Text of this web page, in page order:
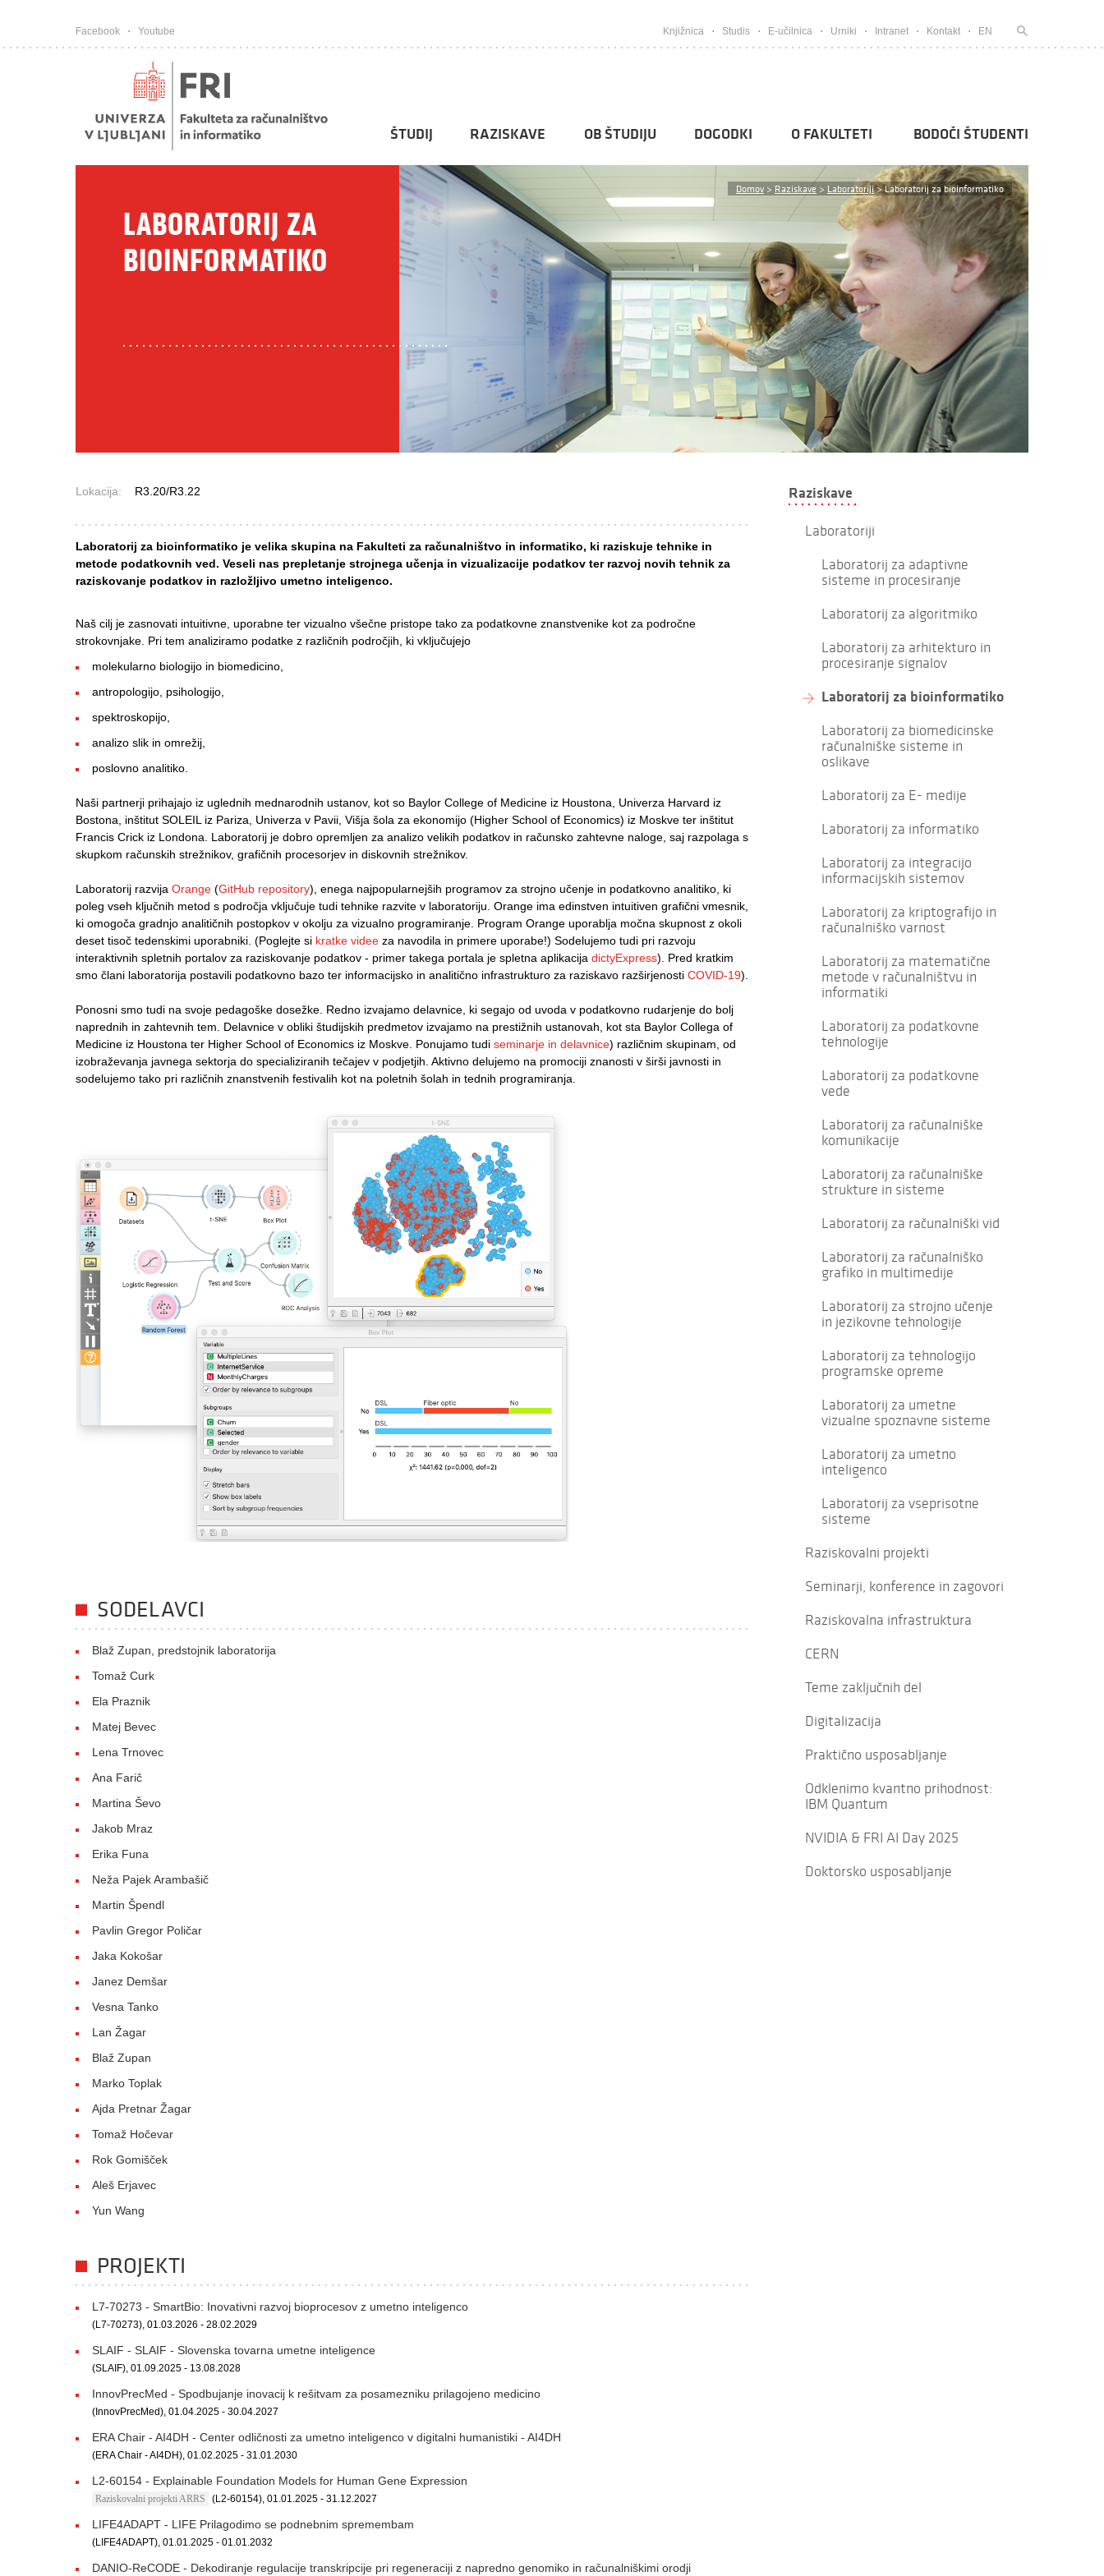
Facebook Youtube Knjižnica Studis E-učilnica Urniki Intranet Kontakt EN
ŠTUDIJ RAZISKAVE OB ŠTUDIJU DOGODKI O FAKULTETI BODOČI ŠTUDENTI
Domov > Raziskave > Laboratoriji >Laboratorij za bioinformatiko
LABORATORIJ ZA
BIOINFORMATIKO
Lokacija: R3.20/R3.22
Laboratorij za bioinformatiko je velika skupina na Fakulteti za računalništvo in informatiko, ki raziskuje tehnike in
metode podatkovnih ved. Veseli nas prepletanje strojnega učenja in vizualizacije podatkov ter razvoj novih tehnik za
raziskovanje podatkov in razložljivo umetno inteligenco.
Naš cilj je zasnovati intuitivne, uporabne ter vizualno všečne pristope tako za podatkovne znanstvenike kot za področne
strokovnjake. Pri tem analiziramo podatke z različnih področjih, ki vključujejo
molekularno biologijo in biomedicino,
antropologijo, psihologijo,
spektroskopijo,
analizo slik in omrežij,
poslovno analitiko.
Naši partnerji prihajajo iz uglednih mednarodnih ustanov, kot so Baylor College of Medicine iz Houstona, Univerza Harvard iz
Bostona, inštitut SOLEIL iz Pariza, Univerza v Pavii, Višja šola za ekonomijo (Higher School of Economics) iz Moskve ter inštitut
Francis Crick iz Londona. Laboratorij je dobro opremljen za analizo velikih podatkov in računsko zahtevne naloge, saj razpolaga s
skupkom računskih strežnikov, grafičnih procesorjev in diskovnih strežnikov.
Laboratorij razvija Orange (GitHub repository), enega najpopularnejših programov za strojno učenje in podatkovno analitiko, ki
poleg vseh ključnih metod s področja vključuje tudi tehnike razvite v laboratoriju. Orange ima edinstven intuitiven grafični vmesnik,
ki omogoča gradnjo analitičnih postopkov v okolju za vizualno programiranje. Program Orange uporablja močna skupnost z okoli
deset tisoč tedenskimi uporabniki. (Poglejte si kratke videe za navodila in primere uporabe!) Sodelujemo tudi pri razvoju
interaktivnih spletnih portalov za raziskovanje podatkov - primer takega portala je spletna aplikacija dictyExpress). Pred kratkim
smo člani laboratorija postavili podatkovno bazo ter informacijsko in analitično infrastrukturo za raziskavo razširjenosti COVID-19).
Ponosni smo tudi na svoje pedagoške dosežke. Redno izvajamo delavnice, ki segajo od uvoda v podatkovno rudarjenje do bolj
naprednih in zahtevnih tem. Delavnice v obliki študijskih predmetov izvajamo na prestižnih ustanovah, kot sta Baylor Collega of
Medicine iz Houstona ter Higher School of Economics iz Moskve. Ponujamo tudi seminarje in delavnice) različnim skupinam, od
izobraževanja javnega sektorja do specializiranih tečajev v podjetjih. Aktivno delujemo na promociji znanosti v širši javnosti in
sodelujemo tako pri različnih znanstvenih festivalih kot na poletnih šolah in tednih programiranja.
SODELAVCI
Blaž Zupan, predstojnik laboratorija
Tomaž Curk
Ela Praznik
Matej Bevec
Lena Trnovec
Ana Farič
Martina Ševo
Jakob Mraz
Erika Funa
Neža Pajek Arambašič
Martin Špendl
Pavlin Gregor Poličar
Jaka Kokošar
Janez Demšar
Vesna Tanko
Lan Žagar
Blaž Zupan
Marko Toplak
Ajda Pretnar Žagar
Tomaž Hočevar
Rok Gomišček
Aleš Erjavec
Yun Wang
PROJEKTI
L7-70273 - SmartBio: Inovativni razvoj bioprocesov z umetno inteligenco
(L7-70273), 01.03.2026 - 28.02.2029
SLAIF - SLAIF - Slovenska tovarna umetne inteligence
(SLAIF), 01.09.2025 - 13.08.2028
InnovPrecMed - Spodbujanje inovacij k rešitvam za posamezniku prilagojeno medicino
(InnovPrecMed), 01.04.2025 - 30.04.2027
ERA Chair - AI4DH - Center odličnosti za umetno inteligenco v digitalni humanistiki - AI4DH
(ERA Chair - AI4DH), 01.02.2025 - 31.01.2030
L2-60154 - Explainable Foundation Models for Human Gene Expression
Raziskovalni projekti ARRS (L2-60154), 01.01.2025 - 31.12.2027
LIFE4ADAPT - LIFE Prilagodimo se podnebnim spremembam
(LIFE4ADAPT), 01.01.2025 - 01.01.2032
DANIO-ReCODE - Dekodiranje regulacije transkripcije pri regeneraciji z napredno genomiko in računalniškimi orodji
Raziskave
Laboratoriji
Laboratorij za adaptivne
sisteme in procesiranje
Laboratorij za algoritmiko
Laboratorij za arhitekturo in
procesiranje signalov
Laboratorij za bioinformatiko
Laboratorij za biomedicinske
računalniške sisteme in
oslikave
Laboratorij za E- medije
Laboratorij za informatiko
Laboratorij za integracijo
informacijskih sistemov
Laboratorij za kriptografijo in
računalniško varnost
Laboratorij za matematične
metode v računalništvu in
informatiki
Laboratorij za podatkovne
tehnologije
Laboratorij za podatkovne
vede
Laboratorij za računalniške
komunikacije
Laboratorij za računalniške
strukture in sisteme
Laboratorij za računalniški vid
Laboratorij za računalniško
grafiko in multimedije
Laboratorij za strojno učenje
in jezikovne tehnologije
Laboratorij za tehnologijo
programske opreme
Laboratorij za umetne
vizualne spoznavne sisteme
Laboratorij za umetno
inteligenco
Laboratorij za vseprisotne
sisteme
Raziskovalni projekti
Seminarji, konference in zagovori
Raziskovalna infrastruktura
CERN
Teme zaključnih del
Digitalizacija
Praktično usposabljanje
Odklenimo kvantno prihodnost:
IBM Quantum
NVIDIA & FRI AI Day 2025
Doktorsko usposabljanje